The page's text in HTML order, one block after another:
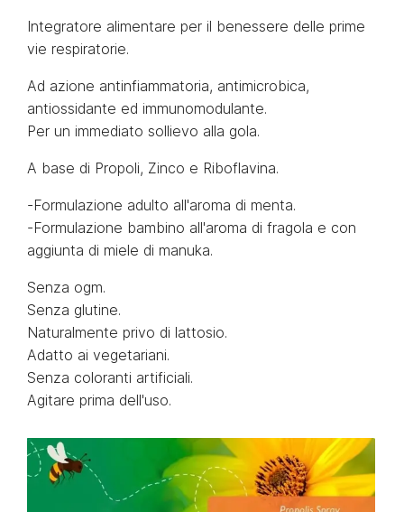
Integratore alimentare per il benessere delle prime
vie respiratorie.
Ad azione antinfiammatoria, antimicrobica,
antiossidante ed immunomodulante.
Per un immediato sollievo alla gola.
A base di Propoli, Zinco e Riboflavina.
-Formulazione adulto all'aroma di menta.
-Formulazione bambino all'aroma di fragola e con
aggiunta di miele di manuka.
Senza ogm.
Senza glutine.
Naturalmente privo di lattosio.
Adatto ai vegetariani.
Senza coloranti artificiali.
Agitare prima dell'uso.